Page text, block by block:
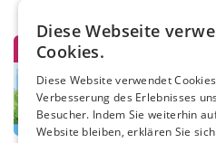
Diese Webseite
Cookies.
Diese Website verwendet
Verbesserung des Erlebnisses
Besucher. Indem Sie weiterhin
Website bleiben, erklären Sie